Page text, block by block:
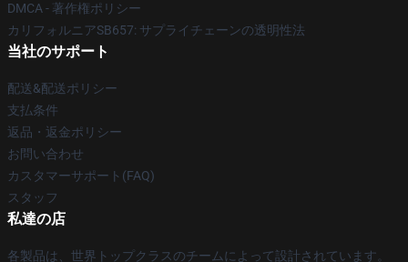
DMCA - 著作権ポリシー
カリフォルニアSB657: サプライチェーンの透明性法
当社のサポート
配送&配送ポリシー
支払条件
返品・返金ポリシー
お問い合わせ
カスタマーサポート(FAQ)
スタッフ
私達の店
各製品は、世界トップクラスのチームによって設計されています。